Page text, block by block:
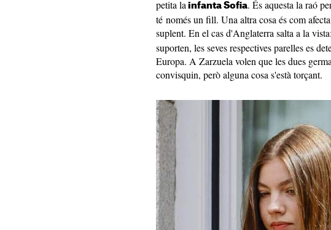
petita la infanta Sofia. És aquesta la raó
té només un fill. Una altra cosa és com
suplent. En el cas d'Anglaterra salta a la vista:
suporten, les seves respectives parelles es
Europa. A Zarzuela volen que les dues
convisquin, però alguna cosa s'està torçant.